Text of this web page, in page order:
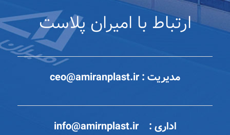
ارتباط با امیران پلاست
مدیریت :ceo@amiranplast.ir
اداری :info@amirnplast.ir